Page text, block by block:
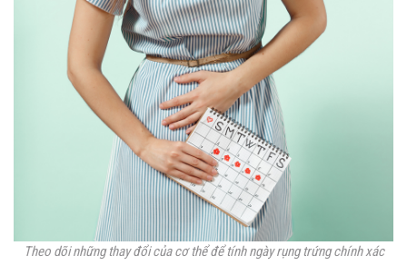
Theo dõi những thay đổi của cơ thể để tính ngày rụng trứng chính xác